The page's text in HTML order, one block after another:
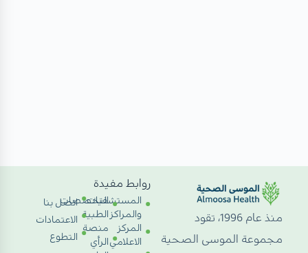
منذ عام 1996، تقود
مجموعة الموسى الصحية
روابط مفيدة
المستشفيات
والمراكز
المركز
الاعلامي
التخصصات
الطبية
منصة
الرأي
اتصل بنا
الاعتمادات
التطوع